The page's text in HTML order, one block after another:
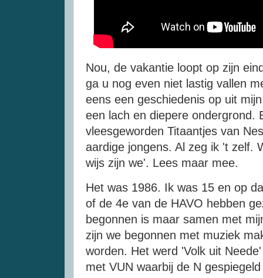
Nou, de vakantie loopt op zijn
ga u nog even niet lastig vallen
eens een geschiedenis op uit
een lach en diepere ondergrond.
vleesgeworden Titaantjes van
aardige jongens. Al zeg ik 't zelf.
wijs zijn we'. Lees maar mee.
Het was 1986. Ik was 15 en op
of de 4e van de HAVO hebben
begonnen is maar samen met
zijn we begonnen met muziek
worden. Het werd 'Volk uit
met VUN waarbij de N